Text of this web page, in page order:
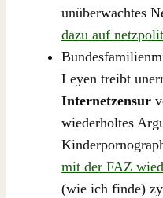
unüberwachtes
dazu auf
Leyen treibt
Internetzensur
wiederholtes
mit der FAZ
(wie ich finde)